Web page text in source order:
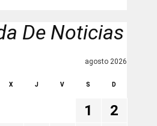
De Noticias
agosto 2026
X J V S D
1
2